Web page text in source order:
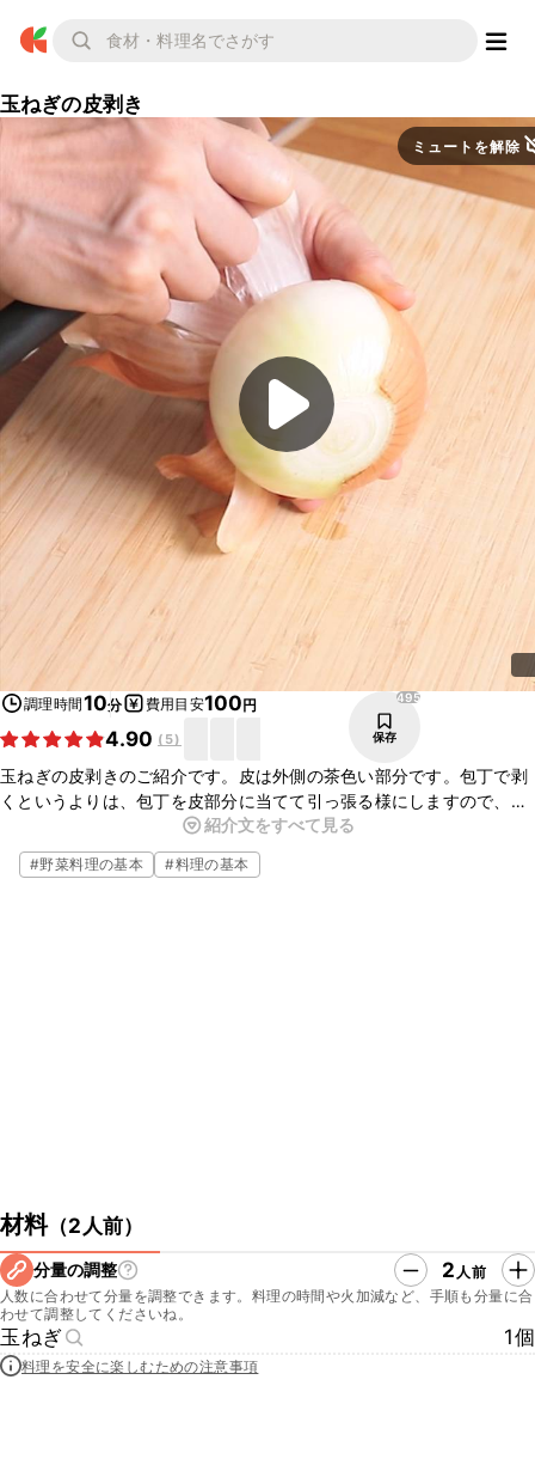
玉ねぎの皮剥き
ミュートを解除
調理時間10分 費用目安100円
4.90 ( 5)
495
保存
玉ねぎの皮剥きのご紹介です。皮は外側の茶色い部分です。包丁で剥
くというよりは、包丁を皮部分に当てて引っ張る様にしますので、作
業し易い工程です。野菜の下処理をしっかりマスターして料理にお役
立てください。
紹介文をすべて見る
#野菜料理の基本 #料理の基本
材料（2人前）
分量の調整 2 人前
人数に合わせて分量を調整できます。料理の時間や火加減など、手順も分量に合
わせて調整してくださいね。
玉ねぎ 1個
料理を安全に楽しむための注意事項